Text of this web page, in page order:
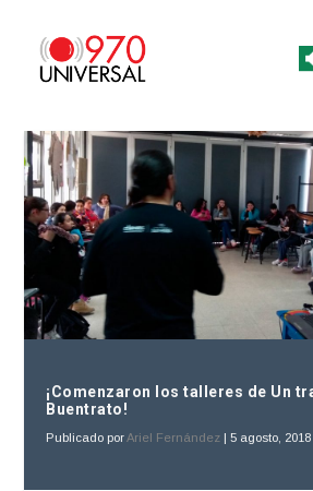
¡Comenzaron los talleres de Un
Buentrato!
Publicado porAriel Fernández |5 agosto, 2018